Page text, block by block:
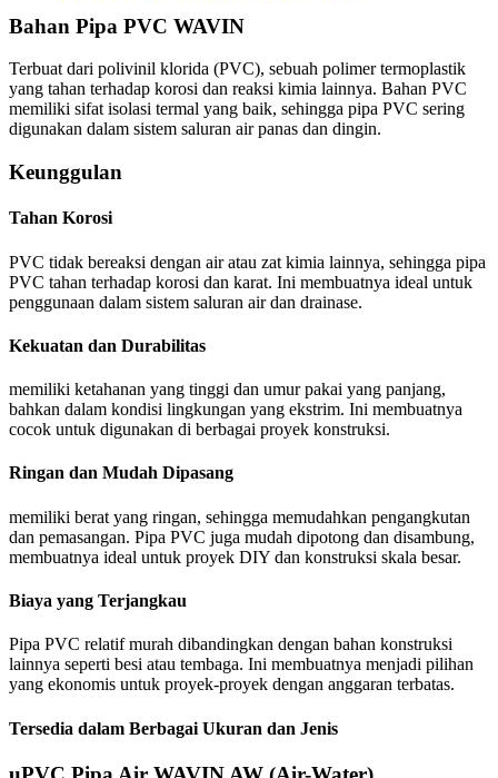
Bahan Pipa PVC WAVIN
Terbuat dari polivinil klorida (PVC), sebuah polimer termoplastik
yang tahan terhadap korosi dan reaksi kimia lainnya. Bahan PVC
memiliki sifat isolasi termal yang baik, sehingga pipa PVC sering
digunakan dalam sistem saluran air panas dan dingin.
Keunggulan
Tahan Korosi
PVC tidak bereaksi dengan air atau zat kimia lainnya, sehingga pipa
PVC tahan terhadap korosi dan karat. Ini membuatnya ideal untuk
penggunaan dalam sistem saluran air dan drainase.
Kekuatan dan Durabilitas
memiliki ketahanan yang tinggi dan umur pakai yang panjang,
bahkan dalam kondisi lingkungan yang ekstrim. Ini membuatnya
cocok untuk digunakan di berbagai proyek konstruksi.
Ringan dan Mudah Dipasang
memiliki berat yang ringan, sehingga memudahkan pengangkutan
dan pemasangan. Pipa PVC juga mudah dipotong dan disambung,
membuatnya ideal untuk proyek DIY dan konstruksi skala besar.
Biaya yang Terjangkau
Pipa PVC relatif murah dibandingkan dengan bahan konstruksi
lainnya seperti besi atau tembaga. Ini membuatnya menjadi pilihan
yang ekonomis untuk proyek-proyek dengan anggaran terbatas.
Tersedia dalam Berbagai Ukuran dan Jenis